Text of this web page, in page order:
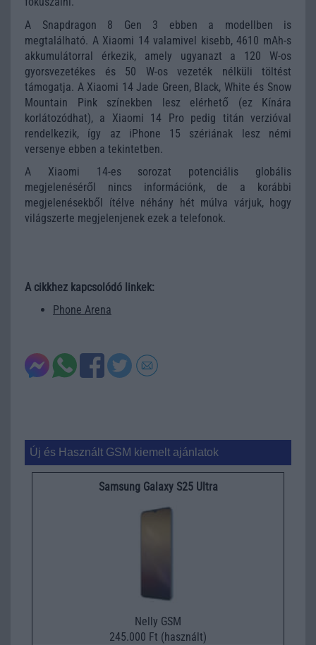
A Snapdragon 8 Gen 3 ebben a modellben is
megtalálható. A Xiaomi 14 valamivel kisebb, 4610 mAh-s
akkumulátorral érkezik, amely ugyanazt a 120 W-os
gyorsvezetékes és 50 W-os vezeték nélküli töltést
támogatja. A Xiaomi 14 Jade Green, Black, White és Snow
Mountain Pink színekben lesz elérhető (ez Kínára
korlátozódhat), a Xiaomi 14 Pro pedig titán verzióval
rendelkezik, így az iPhone 15 szériának lesz némi
versenye ebben a tekintetben.
A Xiaomi 14-es sorozat potenciális globális
megjelenéséről nincs információnk, de a korábbi
megjelenésekből ítélve néhány hét múlva várjuk, hogy
világszerte megjelenjenek ezek a telefonok.
A cikkhez kapcsolódó linkek:
Phone Arena
Új és Használt GSM kiemelt ajánlatok
Samsung Galaxy S25 Ultra
Nelly GSM
245.000 Ft (használt)